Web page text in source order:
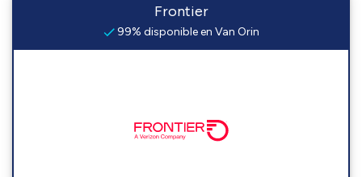
Frontier
99% disponible en Van Orin